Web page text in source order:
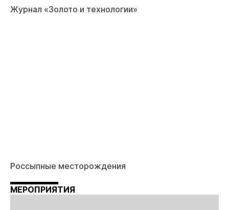
Журнал «Золото и технологии»
Россыпные месторождения
МЕРОПРИЯТИЯ